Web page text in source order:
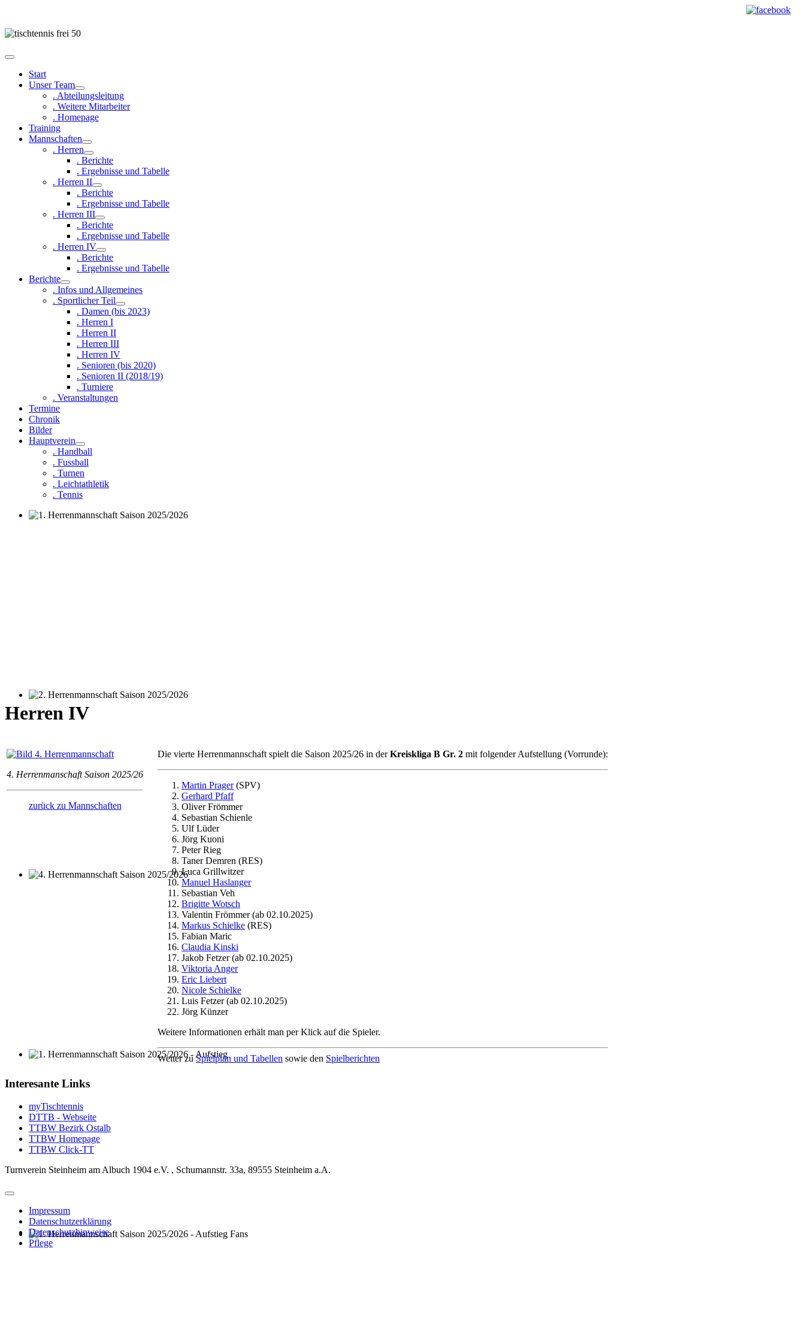
Start
Unser Team
. Abteilungsleitung
. Weitere Mitarbeiter
. Homepage
Training
Mannschaften
. Herren
. Berichte
. Ergebnisse und Tabelle
. Herren II
. Berichte
. Ergebnisse und Tabelle
. Herren III
. Berichte
. Ergebnisse und Tabelle
. Herren IV
. Berichte
. Ergebnisse und Tabelle
Berichte
. Infos und Allgemeines
. Sportlicher Teil
. Damen (bis 2023)
. Herren I
. Herren II
. Herren III
. Herren IV
. Senioren (bis 2020)
. Senioren II (2018/19)
. Turniere
. Veranstaltungen
Termine
Chronik
Bilder
Hauptverein
. Handball
. Fussball
. Turnen
. Leichtathletik
. Tennis
2. Herrenmannschaft Saison 2025/2026
4. Herrenmannschaft Saison 2025/2026
1. Herrenmannschaft Saison 2025/2026 - Aufstieg
1. Herrenmannschaft Saison 2025/2026 - Aufstieg Fans
Herren IV
4. Herrenmanschaft Saison 2025/26
zurück zu Mannschaften
Die vierte Herrenmannschaft spielt die Saison 2025/26 in derKreiskliga B Gr. 2 mit folgender Aufstellung (Vorrunde):
Martin Prager(SPV)
Gerhard Pfaff
Oliver Frömmer
Sebastian Schienle
Ulf Lüder
Jörg Kuoni
Peter Rieg
Taner Demren (RES)
Luca Grillwitzer
Manuel Haslanger
Sebastian Veh
Brigitte Wotsch
Valentin Frömmer (ab 02.10.2025)
Markus Schielke (RES)
Fabian Maric
Claudia Kinski
Jakob Fetzer (ab 02.10.2025)
Viktoria Anger
Eric Liebert
Nicole Schielke
Luis Fetzer (ab 02.10.2025)
Jörg Künzer
Weitere Informationen erhält man per Klick auf die Spieler.
Weiter zuSpielplan und Tabellen sowie den Spielberichten
Interesante Links
myTischtennis
DTTB - Webseite
TTBW Bezirk Ostalb
TTBW Homepage
TTBW Click-TT
Turnverein Steinheim am Albuch 1904 e.V. , Schumannstr. 33a, 89555 Steinheim a.A.
Impressum
Datenschutzerklärung
Datenschutzhinweise
Pflege